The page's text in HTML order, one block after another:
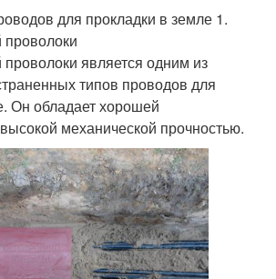
для прокладки в земле 1.
является одним из
типов проводов для
Он обладает хорошей
механической прочностью.